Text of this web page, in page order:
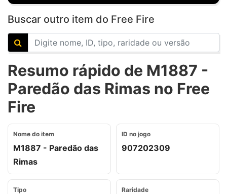
Buscar outro item do Free Fire
Resumo rápido de M1887 -
Paredão das Rimas no Free
Fire
Nome do item
M1887 - Paredão das
Rimas
ID no jogo
907202309
Tipo Raridade